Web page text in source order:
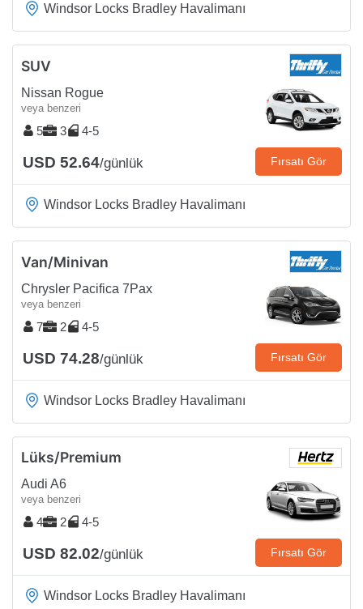
Windsor Locks Bradley Havalimanı
SUV
Nissan Rogue
veya benzeri
5 3 4-5
USD 52.64/günlük Fırsatı Gör
Windsor Locks Bradley Havalimanı
Van/Minivan
Chrysler Pacifica 7Pax
veya benzeri
7 2 4-5
USD 74.28/günlük Fırsatı Gör
Windsor Locks Bradley Havalimanı
Lüks/Premium
Audi A6
veya benzeri
4 2 4-5
USD 82.02/günlük Fırsatı Gör
Windsor Locks Bradley Havalimanı